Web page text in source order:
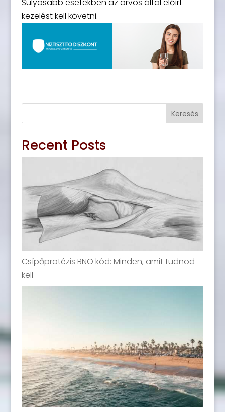
Súlyosabb esetekben az orvos által előírt
kezelést kell követni.
Keresés
Recent Posts
Csípőprotézis BNO kód: Minden, amit tudnod
kell